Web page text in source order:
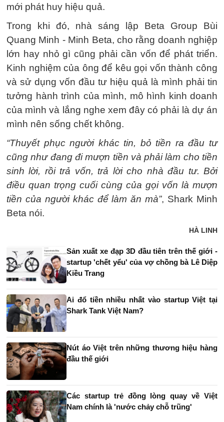
mới phát huy hiệu quả.
Trong khi đó, nhà sáng lập Beta Group Bùi
Quang Minh - Minh Beta, cho rằng doanh nghiệp
lớn hay nhỏ gì cũng phải cần vốn để phát triển.
Kinh nghiệm của ông để kêu gọi vốn thành công
và sử dụng vốn đầu tư hiệu quả là mình phải tin
tưởng hành trình của mình, mô hình kinh doanh
của mình và lắng nghe xem đây có phải là dự án
mình nên sống chết không.
“Thuyết phục người khác tin, bỏ tiền ra đầu tư
cũng như đang đi mượn tiền và phải làm cho tiền
sinh lời, rồi trả vốn, trả lời cho nhà đầu tư. Bởi
điều quan trọng cuối cùng của gọi vốn là mượn
tiền của người khác để làm ăn mà”, Shark Minh
Beta nói.
HÀ LINH
Sản xuất xe đạp 3D đầu tiên trên thế giới -
startup 'chết yểu' của vợ chồng bà Lê Diệp
Kiều Trang
Ai đổ tiền nhiều nhất vào startup Việt tại
Shark Tank Việt Nam?
Nút áo Việt trên những thương hiệu hàng
đầu thế giới
Các startup trẻ đồng lòng quay về Việt
Nam chính là 'nước chảy chỗ trũng'